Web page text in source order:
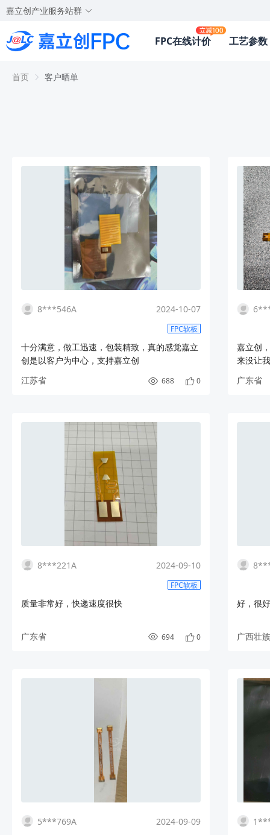
嘉立创产业服务站群
FPC在线计价 工艺参数
首页 客户晒单
8***546A 2024-10-07
FPC软板
十分满意，做工迅速，包装精致，真的感觉嘉立
创是以客户为中心，支持嘉立创
江苏省
688 0
嘉立创
来没让
伸，完
广东省
8***221A 2024-09-10
FPC软板
质量非常好，快递速度很快
广东省 694 0
好，很好
广西壮
5***769A 2024-09-09